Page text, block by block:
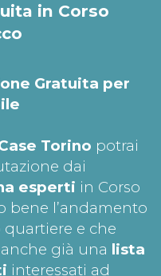
in Corso
Gratuita per
Torino potrai
dai
esperti in Corso
bene l’andamento
e che
già una lista
interessati ad